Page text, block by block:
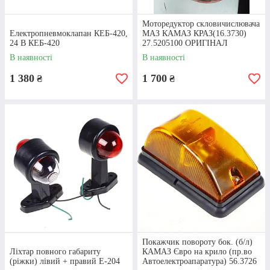
сучасні фари євро, оптика фар, лампи різних типів
тощо.
Стартери та реле генератора, ремені та щітки
генератора, щіткотримачі, шківи та інші конструктивні
деталі.
АКУМУЛЯТОРИ
На КАМАЗ встановлюється дві або три акумуляторні
батареї. АКБ виконує роль резервного джерела
Електропневмоклапан КЕБ-420,
24 В КЕБ-420
В наявності
1 380 ₴
Моторедуктор скловичислювача
МАЗ КАМАЗ КРАЗ(16.3730)
27.5205100 ОРИГІНАЛ
В наявності
1 700 ₴
Ліхтар повного габариту
(ріжки) лівий + правий Е-204
Покажчик повороту бок. (б/л)
КАМАЗ Євро на крило (пр.во
Автоелектроапаратура) 56.3726